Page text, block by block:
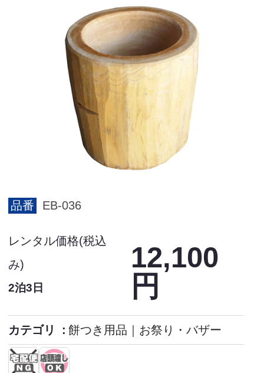
品番 EB-036
レンタル価格(税込
み)
2泊3日
12,100
円
カテゴリ 餅つき用品 お祭り・バザー